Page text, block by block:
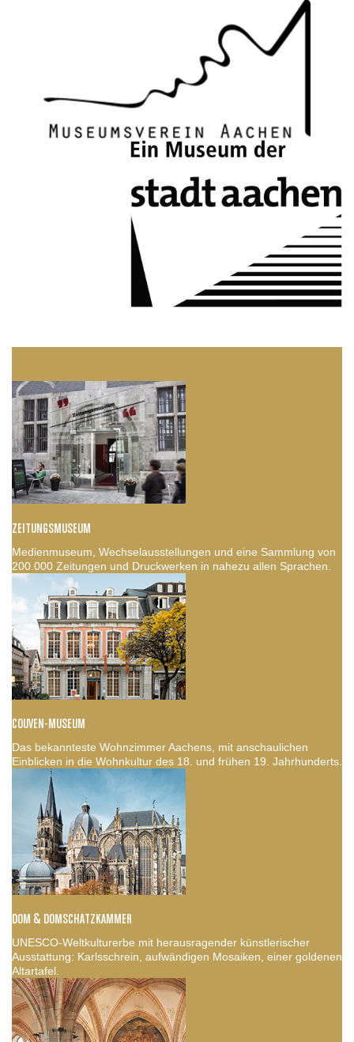
ZEITUNGSMUSEUM
Medienmuseum, Wechselausstellungen und eine Sammlung von
200.000 Zeitungen und Druckwerken in nahezu allen Sprachen.
COUVEN-MUSEUM
Das bekannteste Wohnzimmer Aachens, mit anschaulichen
Einblicken in die Wohnkultur des 18. und frühen 19. Jahrhunderts.
DOM & DOMSCHATZKAMMER
UNESCO-Weltkulturerbe mit herausragender künstlerischer
Ausstattung: Karlsschrein, aufwändigen Mosaiken, einer goldenen
Altartafel.